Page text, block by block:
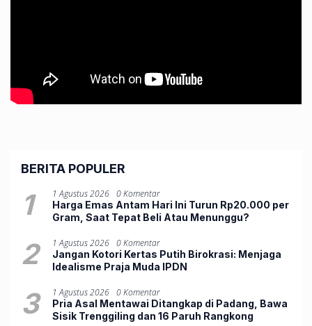
BERITA POPULER
1 1 Agustus 2026 0 Komentar
Harga Emas Antam Hari Ini Turun Rp20.000 per
Gram, Saat Tepat Beli Atau Menunggu?
2 1 Agustus 2026 0 Komentar
Jangan Kotori Kertas Putih Birokrasi: Menjaga
Idealisme Praja Muda IPDN
3 1 Agustus 2026 0 Komentar
Pria Asal Mentawai Ditangkap di Padang, Bawa
Sisik Trenggiling dan 16 Paruh Rangkong